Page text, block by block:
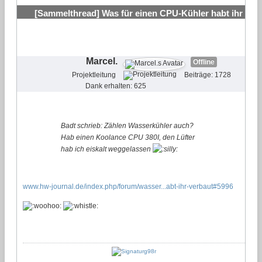
[Sammelthread] Was für einen CPU-Kühler habt ihr
Marcel.
Offline
Projektleitung
Beiträge: 1728
Dank erhalten: 625
Badt schrieb: Zählen Wasserkühler auch?
Hab einen Koolance CPU 380I, den Lüfter
hab ich eiskalt weggelassen
www.hw-journal.de/index.php/forum/wasser...abt-ihr-verbaut#5996